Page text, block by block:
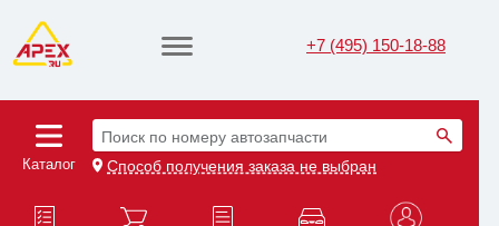
+7 (495) 150-18-88
Каталог
Поиск по номеру автозапчасти
Способ получения заказа не выбран